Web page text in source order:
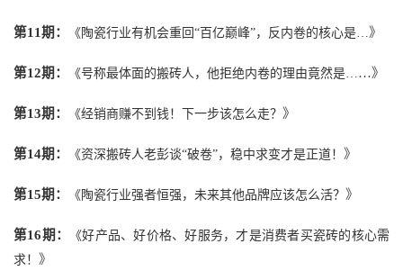
第11期： 《 陶瓷行业有机会重回“百亿巅峰”，反内卷的核心是… 》
第12期： 《号称最体面的搬砖人，他拒绝内卷的理由竟然是… …》
第13期： 《经销商赚不到钱！下一步该怎么走？ 》
第14期： 《资深搬砖人老彭谈“破卷”，稳中求变才是正道！ 》
第15期： 《 陶瓷行业强者恒强，未来其他品牌应该怎么活？ 》
第16期： 《好产品、好价格、好服务，才是消费者买瓷砖的核心需
求！ 》